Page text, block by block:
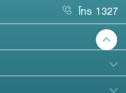
โทร 1327